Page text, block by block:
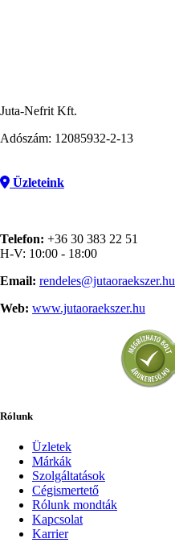
Juta-Nefrit Kft.
Adószám: 12085932-2-13
Üzleteink
Telefon: +36 30 383 22 51
H-V: 10:00 - 18:00
Email: rendeles@jutaoraekszer.hu
Web: www.jutaoraekszer.hu
Rólunk
Üzletek
Márkák
Szolgáltatások
Cégismertető
Rólunk mondták
Kapcsolat
Karrier